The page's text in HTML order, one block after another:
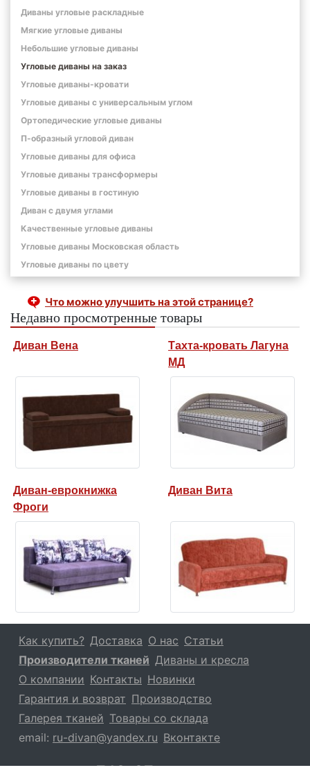
Диваны угловые раскладные
Мягкие угловые диваны
Небольшие угловые диваны
Угловые диваны на заказ
Угловые диваны-кровати
Угловые диваны с универсальным углом
Ортопедические угловые диваны
П-образный угловой диван
Угловые диваны для офиса
Угловые диваны трансформеры
Угловые диваны в гостиную
Диван с двумя углами
Качественные угловые диваны
Угловые диваны Московская область
Угловые диваны по цвету
Что можно улучшить на этой странице?
Недавно просмотренные товары
Диван Вена
Тахта-кровать Лагуна
МД
Диван-еврокнижка
Фроги
Диван Вита
Как купить? Доставка О нас Статьи
Производители тканей Диваны и кресла
О компании Контакты Новинки
Гарантия и возврат Производство
Галерея тканей Товары со склада
email: ru-divan@yandex.ru Вконтакте